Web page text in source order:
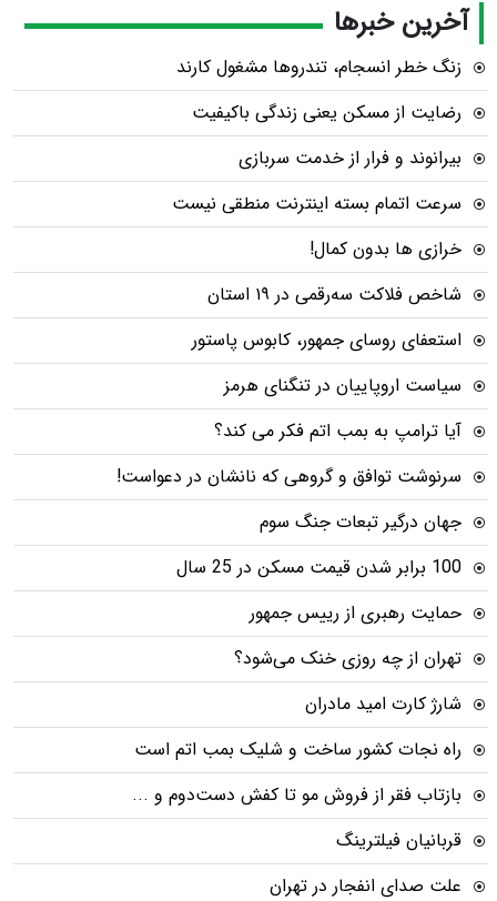
آخرین خبرها
زنگ خطر انسجام، تندروها مشغول کارند
رضایت از مسکن یعنی زندگی باکیفیت
بیرانوند و فرار از خدمت سربازی
سرعت اتمام بسته‌ اینترنت منطقی نیست
خرازی ها بدون کمال!
شاخص فلاکت سه‌رقمی در ۱۹ استان
استعفای روسای جمهور، کابوس پاستور
سیاست اروپاییان در تنگنای هرمز
آیا ترامپ به بمب اتم فکر می کند؟
سرنوشت توافق و گروهی که نانشان در دعواست!
جهان درگیر تبعات جنگ سوم
100 برابر شدن قیمت مسکن در 25 سال
حمایت رهبری از رییس جمهور
تهران از چه روزی خنک می‌شود؟
شارژ کارت امید مادران
راه نجات کشور ساخت و شلیک بمب اتم است
بازتاب فقر از فروش مو تا کفش دست‌دوم و ...
قربانیان فیلترینگ
علت صدای انفجار در تهران